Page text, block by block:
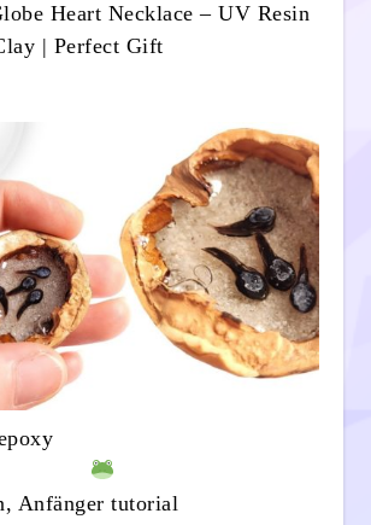
Heart Necklace – UV Resin
| Perfect Gift
Anfänger tutorial